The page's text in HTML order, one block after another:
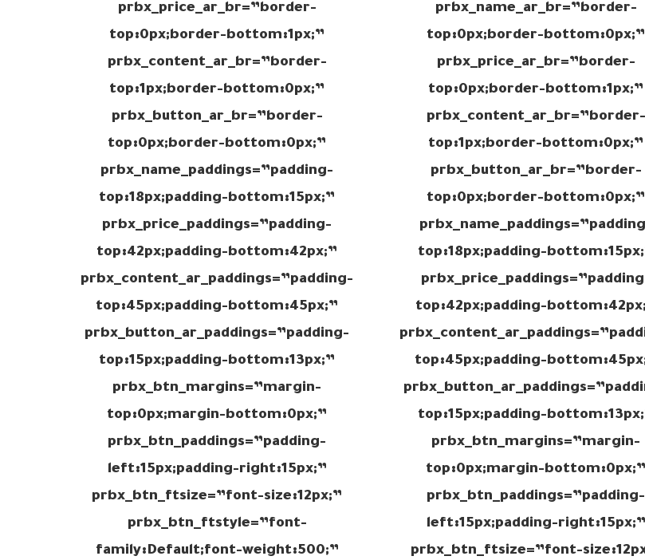
prbx_price_ar_br=”border-
top:0px;border-bottom:1px;”
prbx_content_ar_br=”border-
top:1px;border-bottom:0px;”
prbx_button_ar_br=”border-
top:0px;border-bottom:0px;”
prbx_name_paddings=”padding-
top:18px;padding-bottom:15px;”
prbx_price_paddings=”padding-
top:42px;padding-bottom:42px;”
prbx_content_ar_paddings=”padding-
top:45px;padding-bottom:45px;”
prbx_button_ar_paddings=”padding-
top:15px;padding-bottom:13px;”
prbx_btn_margins=”margin-
top:0px;margin-bottom:0px;”
prbx_btn_paddings=”padding-
left:15px;padding-right:15px;”
prbx_btn_ftsize=”font-size:12px;”
prbx_btn_ftstyle=”font-
family:Default;font-weight:500;”
prbx_name_ar_br=”border-
top:0px;border-bottom:0px;”
prbx_price_ar_br=”border-
top:0px;border-bottom:1px;”
prbx_content_ar_br=”border-
top:1px;border-bottom:0px;”
prbx_button_ar_br=”border-
top:0px;border-bottom:0px;”
top:18px;padding-
top:42px;padding-
top:45px;padding-
top:15px;padding-
prbx_btn_margins=”margin-
top:0px;margin-bottom:0px;”
prbx_btn_paddings=”padding-
left:15px;padding-right:15px;”
prbx_btn_ftsize=”font-